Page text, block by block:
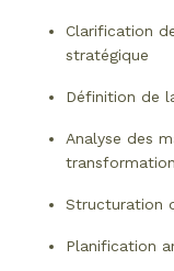
Clarification
stratégique
Définition de
Analyse des
Structuration
Planification